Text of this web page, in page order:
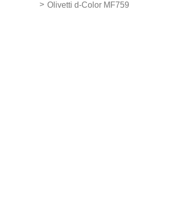
Olivetti d-Color MF759